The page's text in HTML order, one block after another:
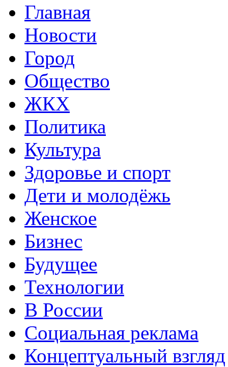
Главная
Новости
Город
Общество
ЖКХ
Политика
Культура
Здоровье и спорт
Дети и молодёжь
Женское
Бизнес
Будущее
Технологии
В России
Социальная реклама
Концептуальный взгляд